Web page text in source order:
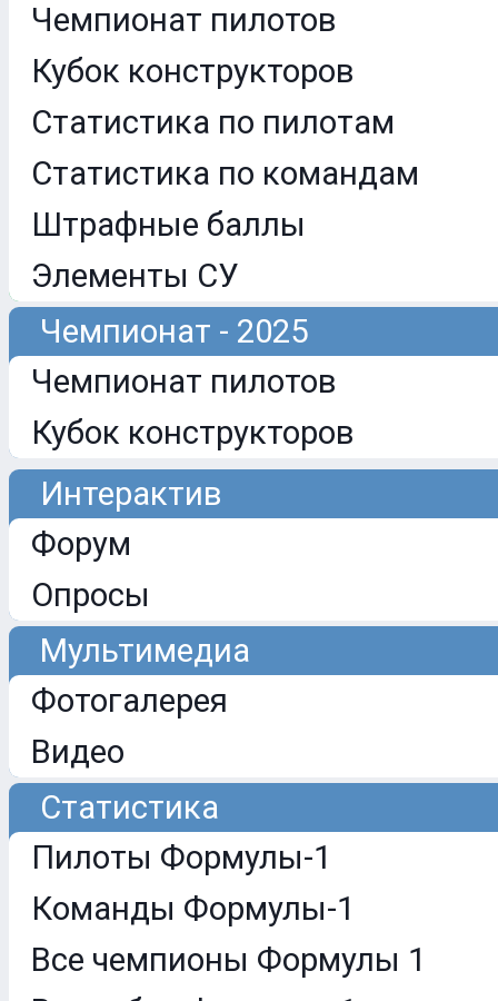
Чемпионат пилотов
Кубок конструкторов
Статистика по пилотам
Статистика по командам
Штрафные баллы
Элементы СУ
Чемпионат - 2025
Чемпионат пилотов
Кубок конструкторов
Интерактив
Форум
Опросы
Мультимедиа
Фотогалерея
Видео
Статистика
Пилоты Формулы-1
Команды Формулы-1
Все чемпионы Формулы 1